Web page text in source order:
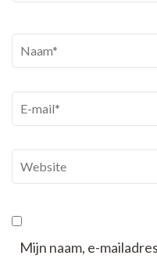
Naam*
E-
mail*
Website
Mijn naam, e-